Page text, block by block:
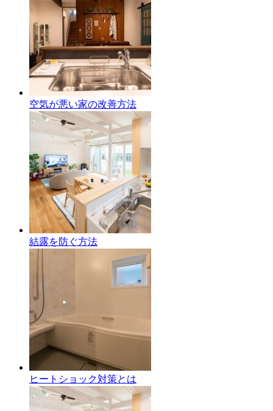
空気が悪い家の改善方法
結露を防ぐ方法
ヒートショック対策とは